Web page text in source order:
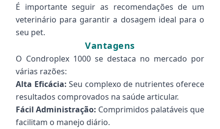
É importante seguir as recomendações de um
veterinário para garantir a dosagem ideal para o
seu pet.
Vantagens
O Condroplex 1000 se destaca no mercado por
várias razões:
Alta Eficácia: Seu complexo de nutrientes oferece
resultados comprovados na saúde articular.
Fácil Administração: Comprimidos palatáveis que
facilitam o manejo diário.